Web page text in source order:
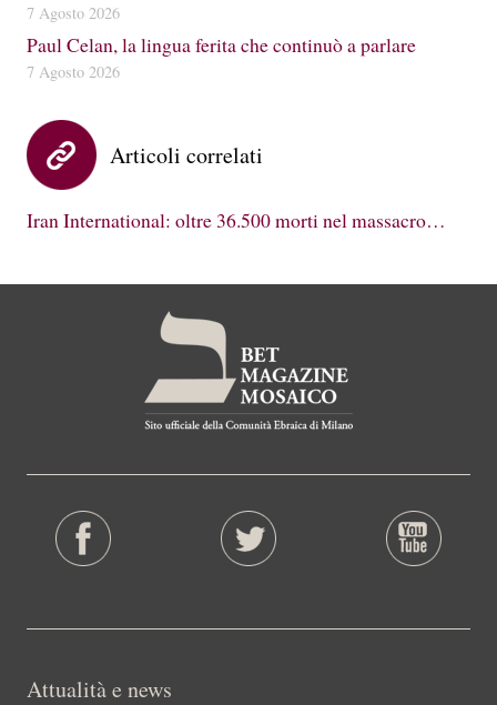
7 Agosto 2026
Paul Celan, la lingua ferita che continuò a parlare
7 Agosto 2026
Articoli correlati
Iran International: oltre 36.500 morti nel massacro…
Attualità e news